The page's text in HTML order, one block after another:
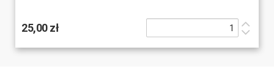
25,00 zł